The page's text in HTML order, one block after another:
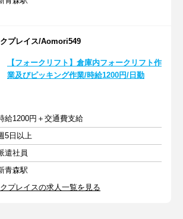
プレイス/Aomori549
【フォークリフト】倉庫内フォークリフト作
業及びピッキング作業/時給1200円/日勤
給1200円＋交通費支給
5日以上
遣社員
青森駅
プレイスの求人一覧を見る